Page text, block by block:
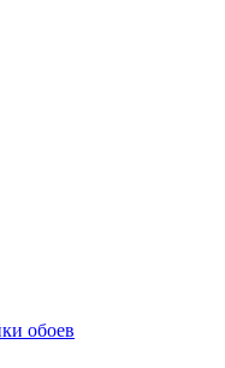
обоев